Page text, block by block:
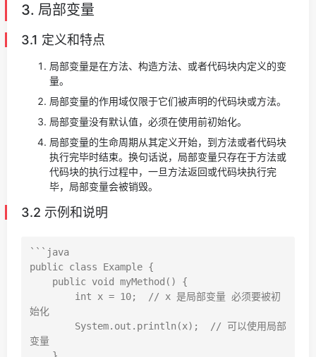
3. 局部变量
3.1 定义和特点
局部变量是在方法、构造方法、或者代码块内定义的变
量。
局部变量的作用域仅限于它们被声明的代码块或方法。
局部变量没有默认值，必须在使用前初始化。
局部变量的生命周期从其定义开始，到方法或者代码块
执行完毕时结束。换句话说，局部变量只存在于方法或
代码块的执行过程中，一旦方法返回或代码块执行完
毕，局部变量会被销毁。
3.2 示例和说明
```java
public class Example {
始化
变量